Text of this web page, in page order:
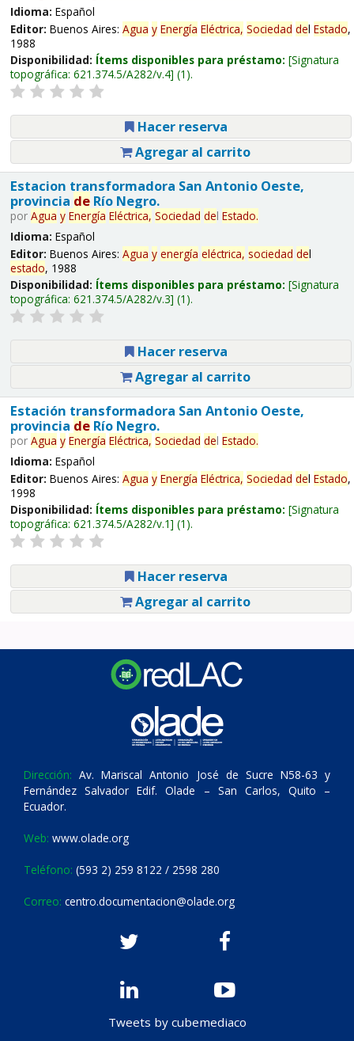
Idioma: Español
Editor: Buenos Aires: Agua y Energía Eléctrica, Sociedad del Estado,
1988
Disponibilidad: Ítems disponibles para préstamo: Signatura
topográfica: 621.374.5/A282/v.4 (1).
Hacer reserva
Agregar al carrito
Estacion transformadora San Antonio Oeste,
provincia deRío Negro.
por Agua y Energía Eléctrica, Sociedad del Estado.
Idioma: Español
Editor: Buenos Aires: Agua y energía eléctrica, sociedad del
estado, 1988
Disponibilidad: Ítems disponibles para préstamo: Signatura
topográfica: 621.374.5/A282/v.3 (1).
Hacer reserva
Agregar al carrito
Estación transformadora San Antonio Oeste,
provincia deRío Negro.
por Agua y Energía Eléctrica, Sociedad del Estado.
Idioma: Español
Editor: Buenos Aires: Agua y Energía Eléctrica, Sociedad del Estado,
1998
Disponibilidad: Ítems disponibles para préstamo: Signatura
topográfica: 621.374.5/A282/v.1 (1).
Hacer reserva
Agregar al carrito
Dirección: Av. Mariscal Antonio José de Sucre N58-63 y
Fernández Salvador Edif. Olade – San Carlos, Quito –
Ecuador.
Web: www.olade.org
Teléfono: (593 2) 259 8122 / 2598 280
Correo: centro.documentacion@olade.org
Tweets by cubemediaco